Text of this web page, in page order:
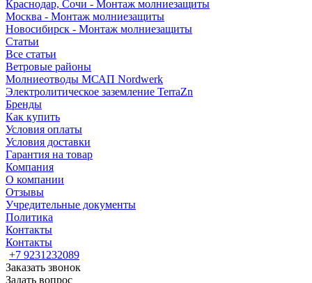
Краснодар, Сочи - Монтаж молниезащиты
Москва - Монтаж молниезащиты
Новосибирск - Монтаж молниезащиты
Статьи
Все статьи
Ветровые районы
Молниеотводы МСАП Nordwerk
Электролитическое заземление TerraZn
Бренды
Как купить
Условия оплаты
Условия доставки
Гарантия на товар
Компания
О компании
Отзывы
Учредительные документы
Политика
Контакты
Контакты
+7 9231232089
Заказать звонок
Задать вопрос